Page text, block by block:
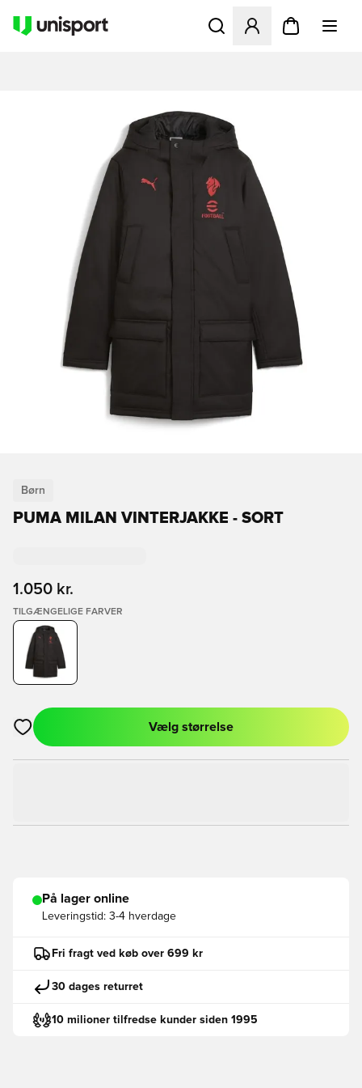
Åbner en Modal til at
Børn
PUMA MILAN VINTERJAKKE - SORT
1.050 kr.
TILGÆNGELIGE FARVER
Åbner en Modal til at logge ind eller tilmelde dig som medlem
Vælg størrelse
På lager online
Leveringstid: 3-4 hverdage
Fri fragt ved køb over 699 kr
30 dages returret
10 milioner tilfredse kunder siden 1995